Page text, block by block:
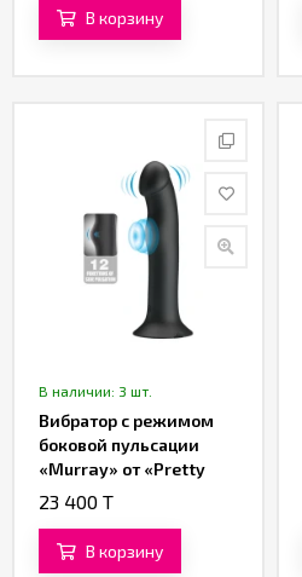
В корзину
В наличии: 3 шт.
Вибратор с режимом
боковой пульсации
«Murray» от «Pretty
love» (чёрный)
23 400 T
В корзину